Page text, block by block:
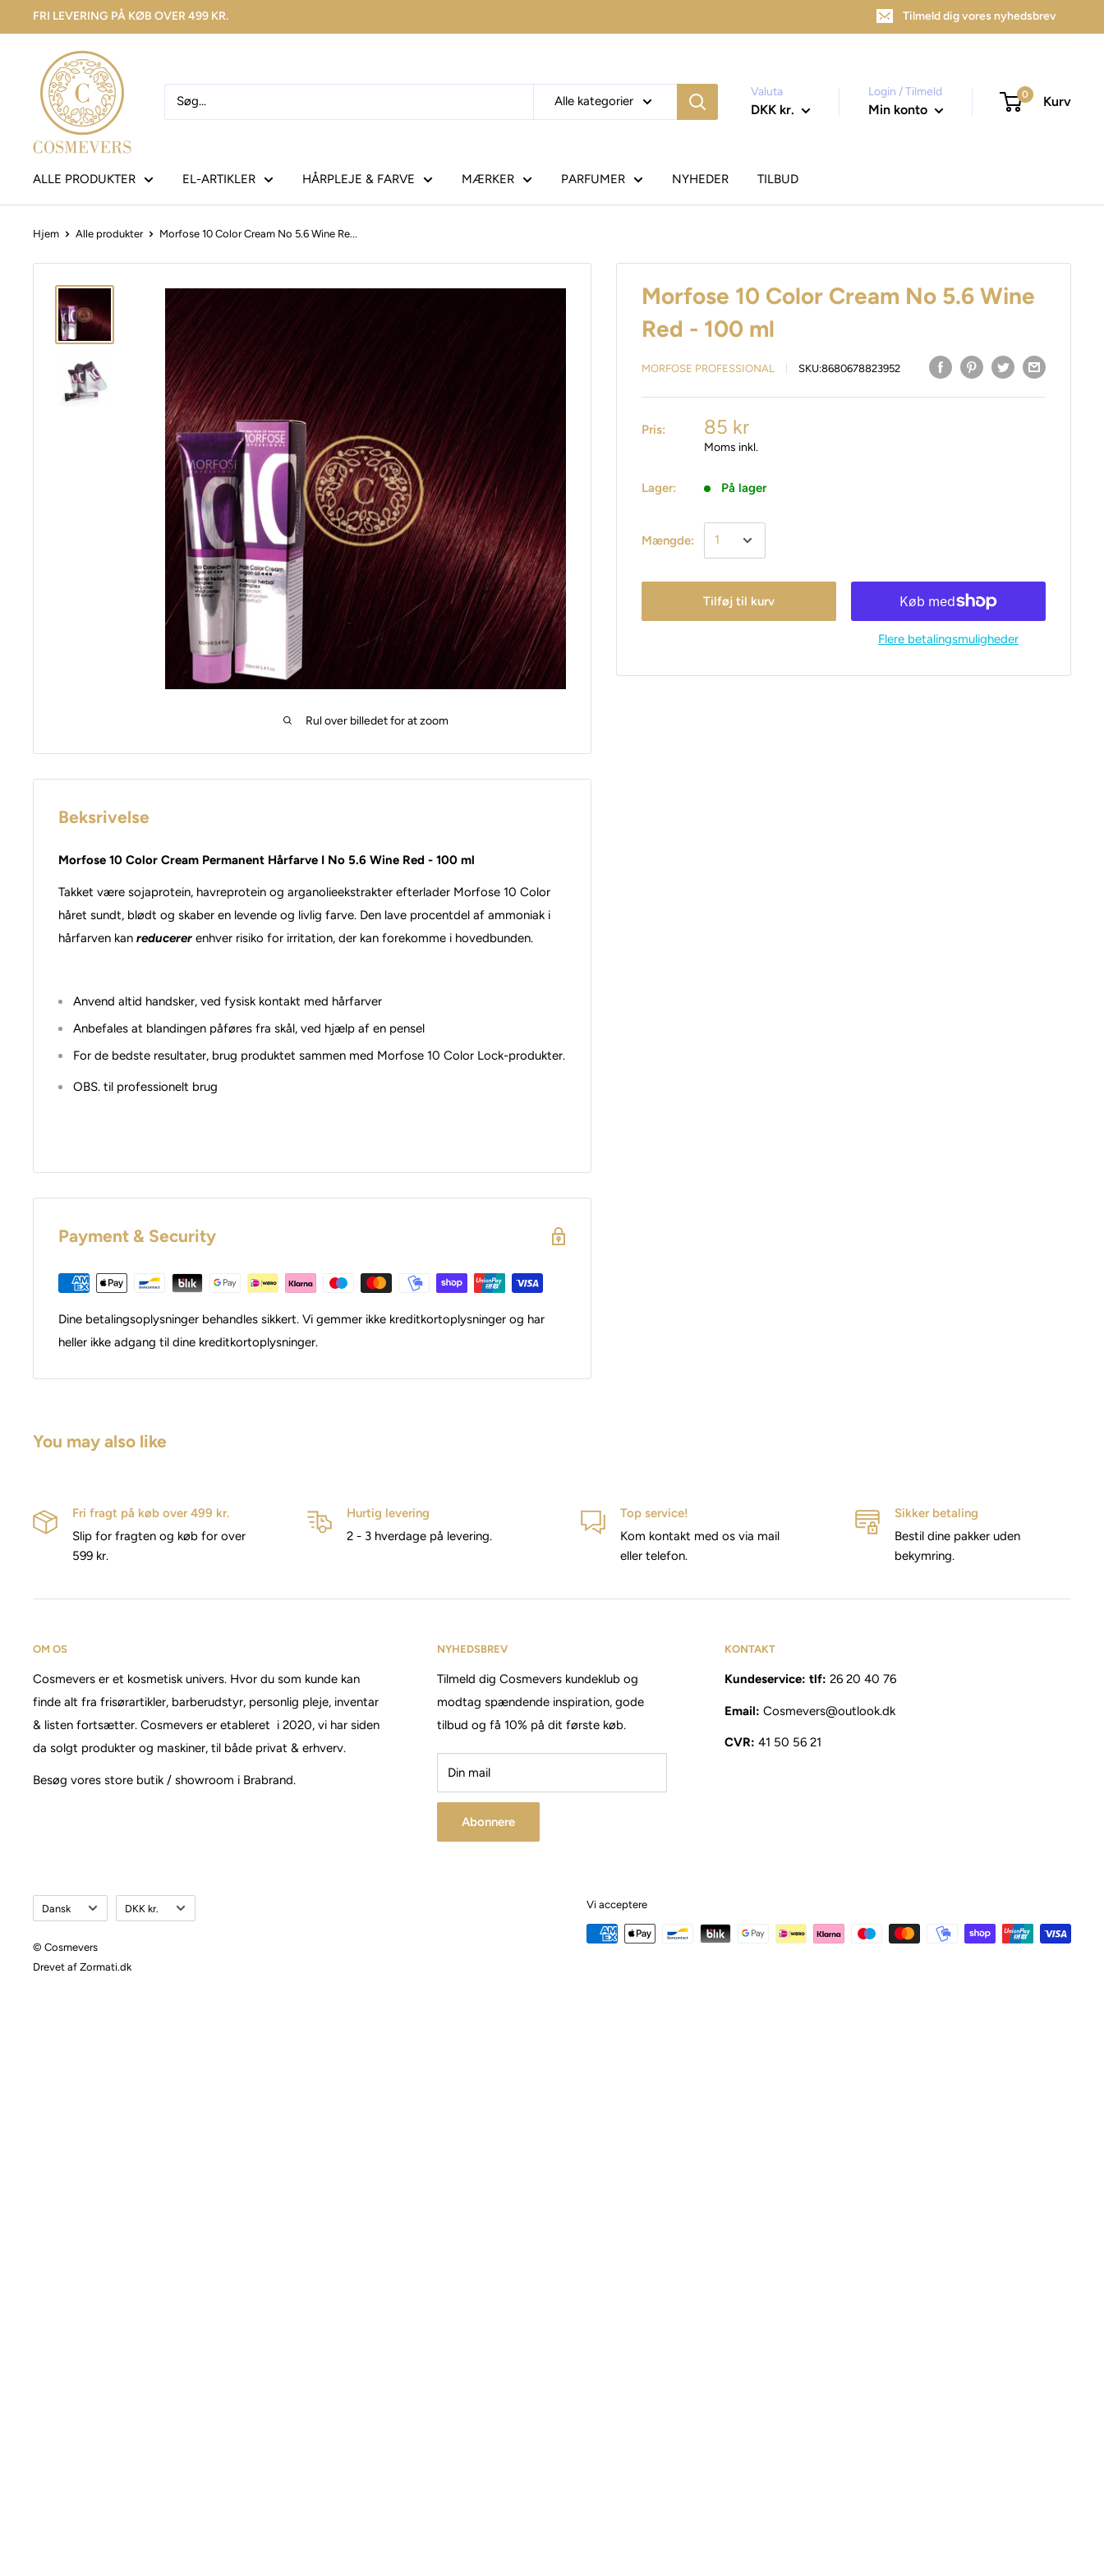
FRI LEVERING PÅ KØB OVER 499 KR. Tilmeld dig vores nyhedsbrev
Alle kategorier
Valuta
DKK kr.
Login / Tilmeld
Min konto
0 Kurv
ALLE PRODUKTER EL-ARTIKLER HÅRPLEJE & FARVE MÆRKER PARFUMER NYHEDER TILBUD
Hjem Alle produkter Morfose 10 Color Cream No 5.6 Wine Re...
Rul over billedet for at zoom
Morfose 10 Color Cream No 5.6 Wine
Red - 100 ml
MORFOSE PROFESSIONAL SKU:8680678823952
Pris: 85 kr
Moms inkl.
Lager: På lager
Mængde:
Tilføj til kurv
Flere betalingsmuligheder
Beksrivelse
Morfose 10 Color Cream Permanent Hårfarve I No 5.6 Wine Red - 100 ml
Takket være sojaprotein, havreprotein og arganolieekstrakter efterlader Morfose 10 Color
håret sundt, blødt og skaber en levende og livlig farve. Den lave procentdel af ammoniak i
hårfarven kan reducerer enhver risiko for irritation, der kan forekomme i hovedbunden.
Anvend altid handsker, ved fysisk kontakt med hårfarver
Anbefales at blandingen påføres fra skål, ved hjælp af en pensel
For de bedste resultater, brug produktet sammen med Morfose 10 Color Lock-produkter.
OBS. til professionelt brug
Payment & Security
Dine betalingsoplysninger behandles sikkert. Vi gemmer ikke kreditkortoplysninger og har
heller ikke adgang til dine kreditkortoplysninger.
You may also like
Fri fragt på køb over 499 kr.
Slip for fragten og køb for over
599 kr.
Hurtig levering
2 - 3 hverdage på levering.
Top service!
Kom kontakt med os via mail
eller telefon.
Sikker betaling
Bestil dine pakker uden
bekymring.
OM OS
Cosmevers er et kosmetisk univers. Hvor du som kunde kan
finde alt fra frisørartikler, barberudstyr, personlig pleje, inventar
& listen fortsætter. Cosmevers er etableret i 2020, vi har siden
da solgt produkter og maskiner, til både privat & erhverv.
Besøg vores store butik / showroom i Brabrand.
NYHEDSBREV
Tilmeld dig Cosmevers kundeklub og
modtag spændende inspiration, gode
tilbud og få 10% på dit første køb.
Din mail
Abonnere
KONTAKT
Kundeservice: tlf: 26 20 40 76
Email: Cosmevers@outlook.dk
CVR: 41 50 56 21
Sprog
Dansk Valuta
DKK kr.
© Cosmevers
Drevet af Zormati.dk
Vi acceptere